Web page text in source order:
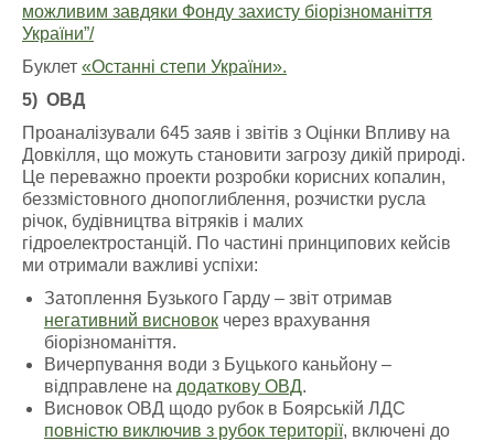
можливим завдяки Фонду захисту біорізноманіття
України”/
Буклет «Останні степи України».
5) ОВД
Проаналізували 645 заяв і звітів з Оцінки Впливу на
Довкілля, що можуть становити загрозу дикій природі.
Це переважно проекти розробки корисних копалин,
беззмістовного днопоглиблення, розчистки русла
річок, будівництва вітряків і малих
гідроелектростанцій. По частині принципових кейсів
ми отримали важливі успіхи:
Затоплення Бузького Гарду – звіт отримав
негативний висновок через врахування
біорізноманіття.
Вичерпування води з Буцького каньйону –
відправлене на додаткову ОВД.
Висновок ОВД щодо рубок в Боярській ЛДС
повністю виключив з рубок території, включені до